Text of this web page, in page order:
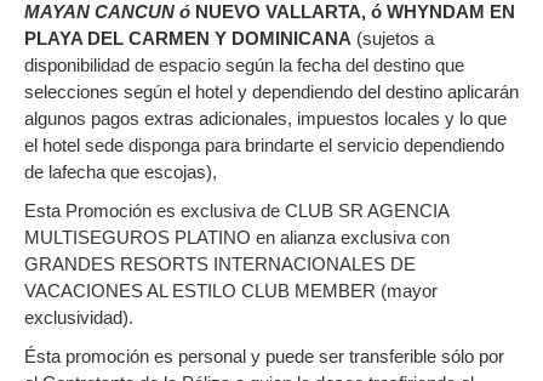
MAYAN CANCUN ó NUEVO VALLARTA, ó WHYNDAM EN
PLAYA DEL CARMEN Y DOMINICANA (sujetos a
disponibilidad de espacio según la fecha del destino que
selecciones según el hotel y dependiendo del destino aplicarán
algunos pagos extras adicionales, impuestos locales y lo que
el hotel sede disponga para brindarte el servicio dependiendo
de lafecha que escojas),
Esta Promoción es exclusiva de CLUB SR AGENCIA
MULTISEGUROS PLATINO en alianza exclusiva con
GRANDES RESORTS INTERNACIONALES DE
VACACIONES AL ESTILO CLUB MEMBER (mayor
exclusividad).
Ésta promoción es personal y puede ser transferible sólo por